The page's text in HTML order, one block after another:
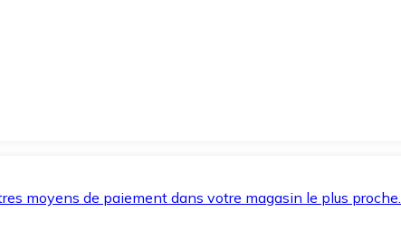
moyens de paiement dans votre magasin le plus proche.